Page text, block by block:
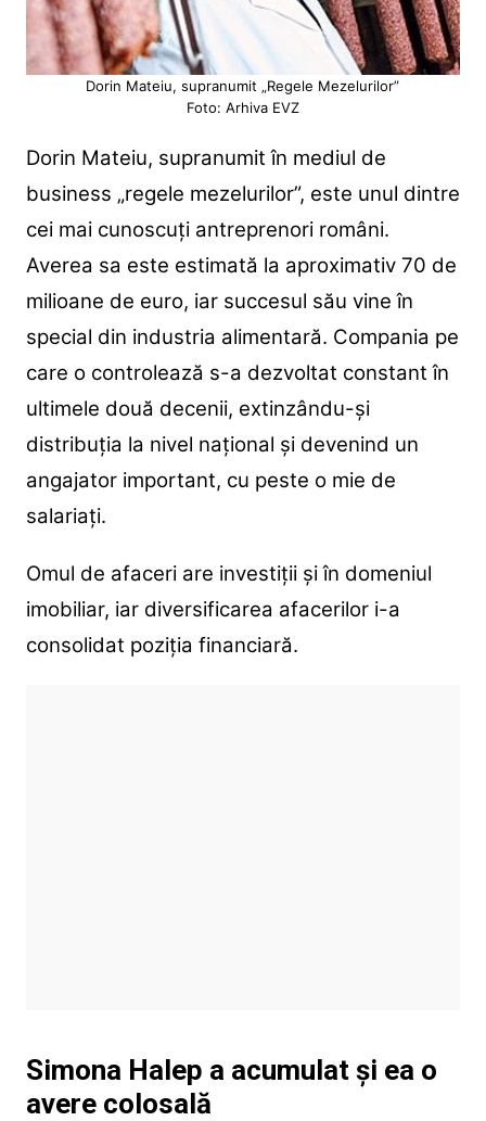
Dorin Mateiu, supranumit „Regele Mezelurilor”
Foto: Arhiva EVZ
Dorin Mateiu, supranumit în mediul de
business „regele mezelurilor”, este unul dintre
cei mai cunoscuți antreprenori români.
Averea sa este estimată la aproximativ 70 de
milioane de euro, iar succesul său vine în
special din industria alimentară. Compania pe
care o controlează s-a dezvoltat constant în
ultimele două decenii, extinzându-și
distribuția la nivel național și devenind un
angajator important, cu peste o mie de
salariați.
Omul de afaceri are investiții și în domeniul
imobiliar, iar diversificarea afacerilor i-a
consolidat poziția financiară.
Simona Halep a acumulat și ea o
avere colosală